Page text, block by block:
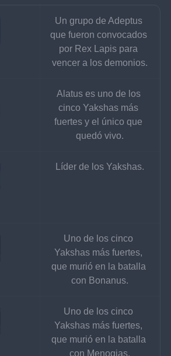
Un grupo de Adeptus
que fueron convocados
por Rex Lapis para
vencer a los demonios.
Alatus es uno de los
cinco Yakshas más
fuertes y el único que
quedó vivo.
Líder de los Yakshas.
Uno de los cinco
Yakshas más fuertes,
que murió en la batalla
con Bonanus.
Uno de los cinco
Yakshas más fuertes,
que murió en la batalla
con Menogias.